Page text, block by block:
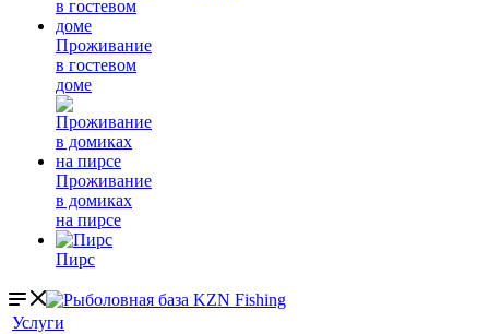
Проживание
в гостевом
доме
Проживание
в домиках
на пирсе
Пирс
Услуги